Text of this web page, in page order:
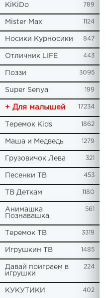
KiKiDo 789
Mister Max 1124
Носики Курносики 847
Отличник LIFE 443
Поззи 3095
Super Senya 199
+ Для малышей 17234
Теремок Kids 1862
Маша и Медведь 1279
Грузовичок Лева 321
Песенки ТВ 453
ТВ Деткам 1180
Анимашка
Познавашка
561
Теремок ТВ 3319
Игрушкин ТВ 1485
Давай поиграем в
игрушки
224
КУКУТИКИ 402